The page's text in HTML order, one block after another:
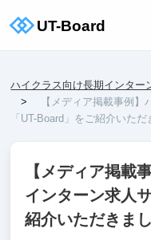
ハイクラス向け長期インター
【メディア掲載事例
「UT-Board」をご紹介いただ
【メディア掲載
インターン求人
紹介いただきま